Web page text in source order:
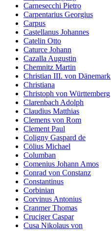
Carnesecchi Pietro
Carpentarius Georgius
Carpus
Castellanus Johannes
Catelin Otto
Caturce Johann
Cazalla Augustin
Chemnitz Martin
Christian III. von Dänemark
Christiana
Christoph von Württemberg
Clarenbach Adolph
Claudius Matthias
Clemens von Rom
Clement Paul
Coligny Gaspard de
Cölius Michael
Columban
Comenius Johann Amos
Conrad von Constanz
Constantinus
Corbinian
Corvinus Antonius
Cranmer Thomas
Cruciger Caspar
Cusa Nikolaus von